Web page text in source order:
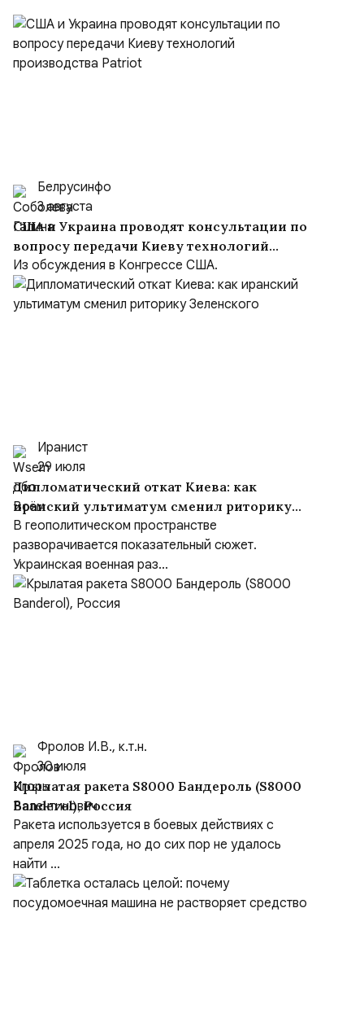
Белрусинфо
3 августа
США и Украина проводят консультации по
вопросу передачи Киеву технологий
производства Patriot
Из обсуждения в Конгрессе США.
Иранист
29 июля
Дипломатический откат Киева: как
иранский ультиматум сменил риторику
Зеленского
В геополитическом пространстве
разворачивается показательный сюжет.
Украинская военная раз...
Фролов И.В., к.т.н.
30 июля
Крылатая ракета S8000 Бандероль (S8000
Banderol), Россия
Ракета используется в боевых действиях с
апреля 2025 года, но до сих пор не удалось
найти ...